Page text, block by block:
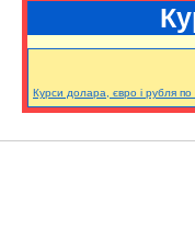
Курси долара, євро і рубля по